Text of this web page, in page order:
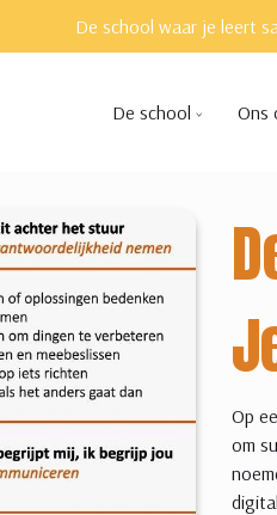
De school waar je leert
De school Ons
Op
om